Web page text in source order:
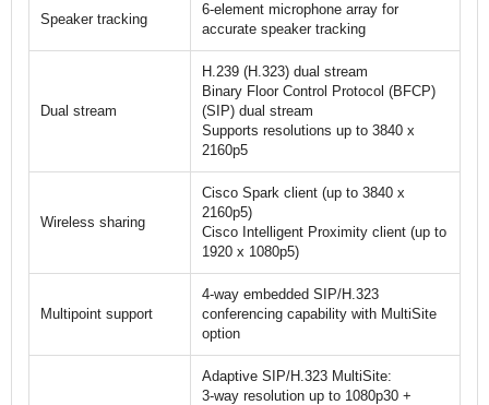
Speaker tracking
6-element microphone array for
accurate speaker tracking
Dual stream
H.239 (H.323) dual stream
Binary Floor Control Protocol (BFCP)
(SIP) dual stream
Supports resolutions up to 3840 x
2160p5
Wireless sharing
Cisco Spark client (up to 3840 x
2160p5)
Cisco Intelligent Proximity client (up to
1920 x 1080p5)
Multipoint support
4-way embedded SIP/H.323
conferencing capability with MultiSite
option
Adaptive SIP/H.323 MultiSite:
3-way resolution up to 1080p30 +